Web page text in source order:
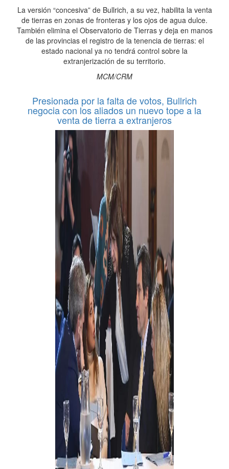
La versión “concesiva” de Bullrich, a su vez, habilita la venta
de tierras en zonas de fronteras y los ojos de agua dulce.
También elimina el Observatorio de Tierras y deja en manos
de las provincias el registro de la tenencia de tierras: el
estado nacional ya no tendrá control sobre la
extranjerización de su territorio.
MCM/CRM
Presionada por la falta de votos, Bullrich
negocia con los aliados un nuevo tope a la
venta de tierra a extranjeros